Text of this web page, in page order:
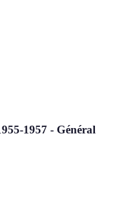
1957 - Général